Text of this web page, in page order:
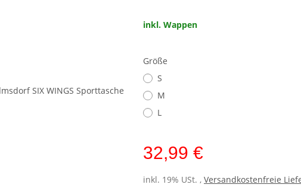
inkl. Wappen
Größe
S
M
L
32,99 €
inkl. 19% USt. , Versandkostenfreie